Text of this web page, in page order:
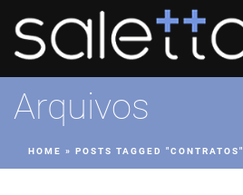
Arquivos
HOME » POSTS TAGGED "CONTRATOS"